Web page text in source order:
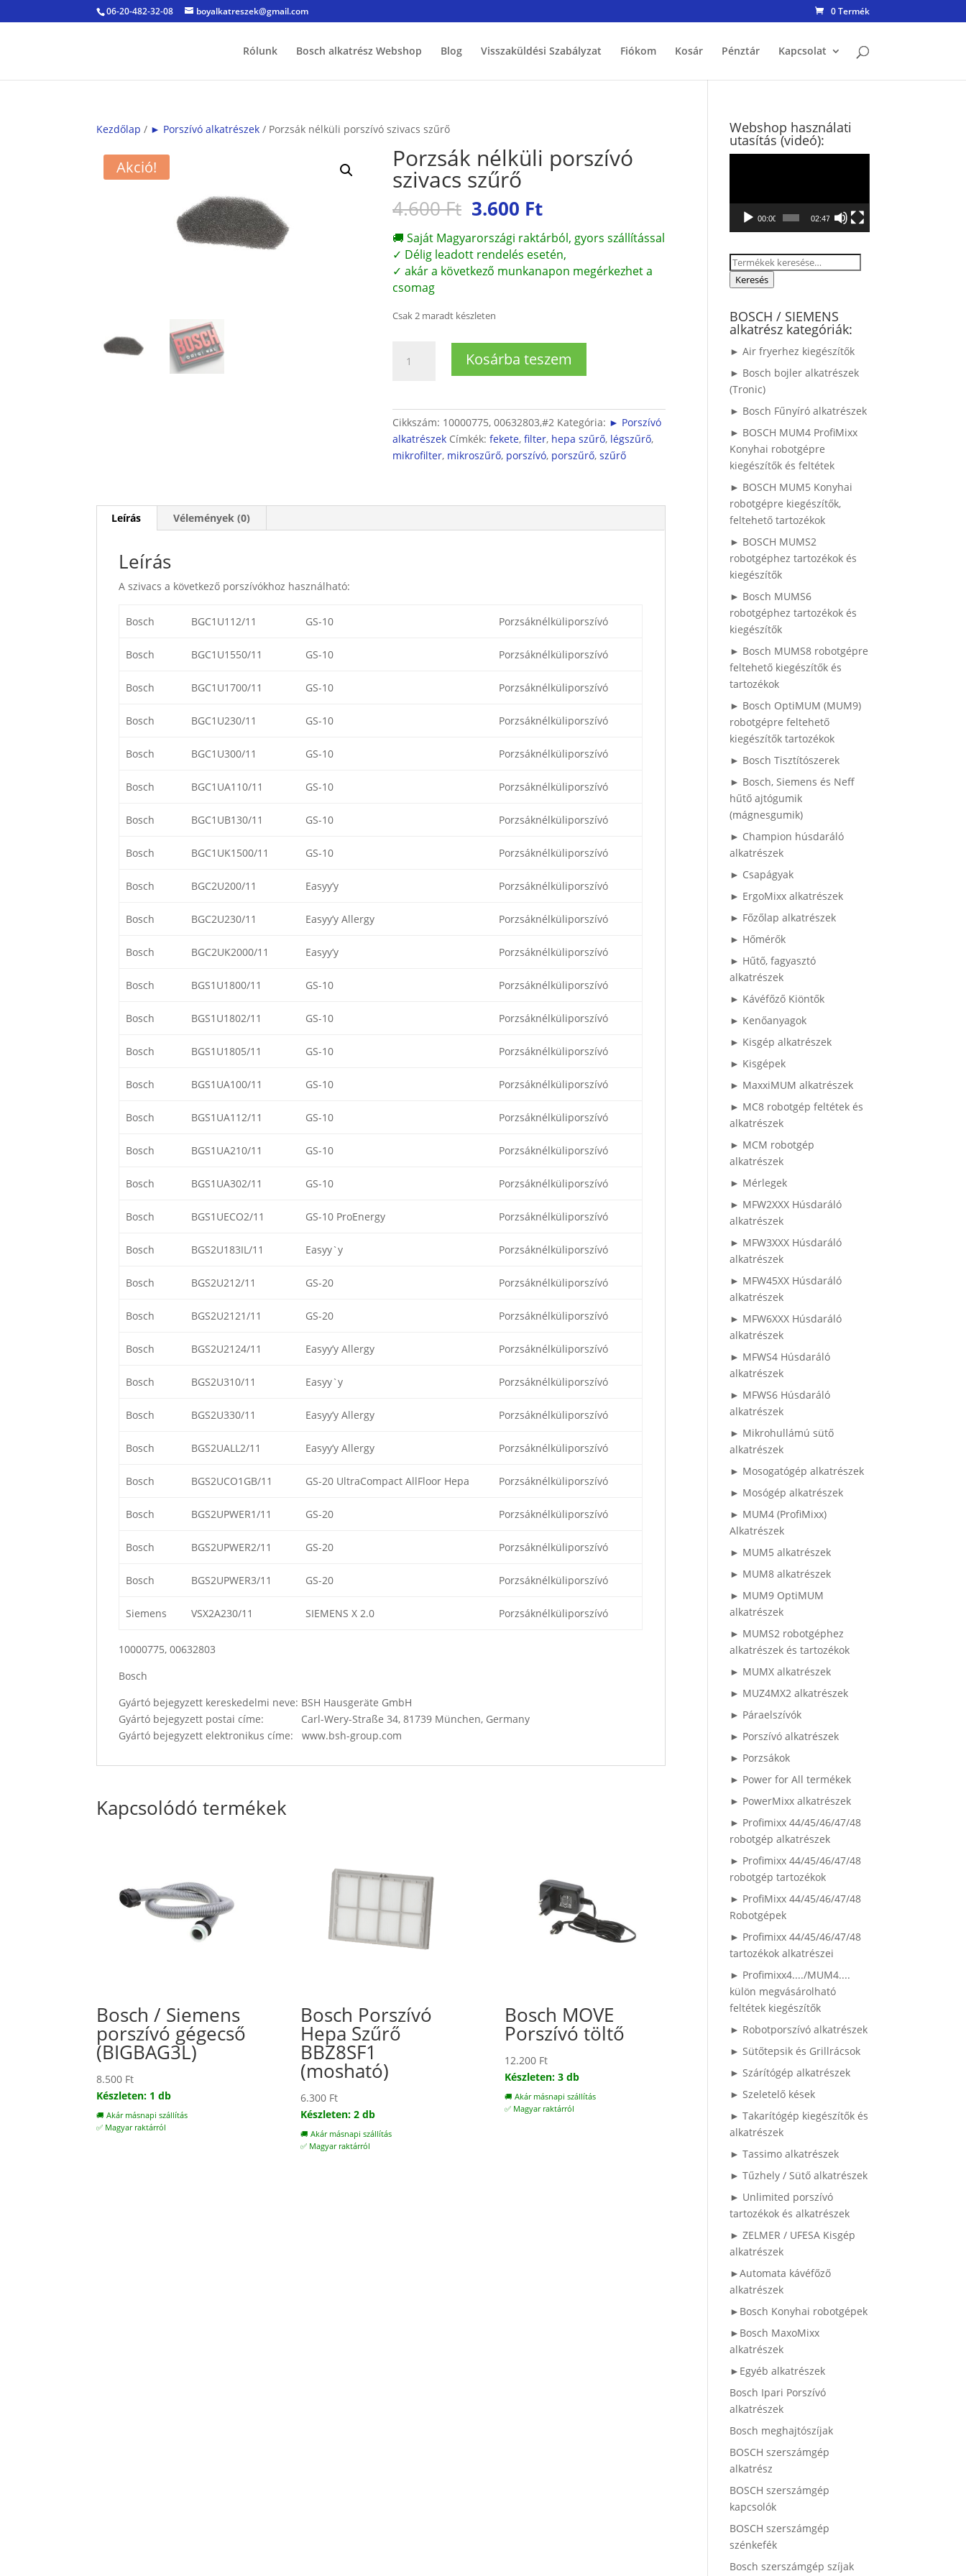
06-20-482-32-08 boyalkatreszek@gmail.com 0 Termék
Rólunk Bosch alkatrész Webshop Blog Visszaküldési Szabályzat Fiókom Kosár Pénztár Kapcsolat
Kezdőlap / ► Porszívó alkatrészek / Porzsák nélküli porszívó szivacs szűrő
Akció! Porzsák nélküli porszívó
szivacs szűrő
4.600Ft Original
price
was:
4.600 Ft.
3.600 FtCurrent
price
is:
3.600 Ft.
🚚 Saját Magyarországi raktárból, gyors szállítással
✓ Délig leadott rendelés esetén,
✓ akár a következő munkanapon megérkezhet a
csomag
Csak 2 maradt készleten
nélküli
szűrő
mennyiség
Kosárba teszem
Cikkszám: 10000775, 00632803,#2 Kategória: ► Porszívó
alkatrészek Címkék:fekete,filter, hepa szűrő, légszűrő,
mikrofilter, mikroszűrő, porszívó, porszűrő,szűrő
Leírás Vélemények (0)
Leírás
A szivacs a következő porszívókhoz használható:
Bosch BGC1U112/11 GS-10 Porzsáknélküliporszívó
Bosch BGC1U1550/11 GS-10 Porzsáknélküliporszívó
Bosch BGC1U1700/11 GS-10 Porzsáknélküliporszívó
Bosch BGC1U230/11 GS-10 Porzsáknélküliporszívó
Bosch BGC1U300/11 GS-10 Porzsáknélküliporszívó
Bosch BGC1UA110/11 GS-10 Porzsáknélküliporszívó
Bosch BGC1UB130/11 GS-10 Porzsáknélküliporszívó
Bosch BGC1UK1500/11 GS-10 Porzsáknélküliporszívó
Bosch BGC2U200/11 Easyy’y Porzsáknélküliporszívó
Bosch BGC2U230/11 Easyy’y Allergy Porzsáknélküliporszívó
Bosch BGC2UK2000/11 Easyy’y Porzsáknélküliporszívó
Bosch BGS1U1800/11 GS-10 Porzsáknélküliporszívó
Bosch BGS1U1802/11 GS-10 Porzsáknélküliporszívó
Bosch BGS1U1805/11 GS-10 Porzsáknélküliporszívó
Bosch BGS1UA100/11 GS-10 Porzsáknélküliporszívó
Bosch BGS1UA112/11 GS-10 Porzsáknélküliporszívó
Bosch BGS1UA210/11 GS-10 Porzsáknélküliporszívó
Bosch BGS1UA302/11 GS-10 Porzsáknélküliporszívó
Bosch BGS1UECO2/11 GS-10 ProEnergy Porzsáknélküliporszívó
Bosch BGS2U183IL/11 Easyy`y Porzsáknélküliporszívó
Bosch BGS2U212/11 GS-20 Porzsáknélküliporszívó
Bosch BGS2U2121/11 GS-20 Porzsáknélküliporszívó
Bosch BGS2U2124/11 Easyy’y Allergy Porzsáknélküliporszívó
Bosch BGS2U310/11 Easyy`y Porzsáknélküliporszívó
Bosch BGS2U330/11 Easyy’y Allergy Porzsáknélküliporszívó
Bosch BGS2UALL2/11 Easyy’y Allergy Porzsáknélküliporszívó
Bosch BGS2UCO1GB/11 GS-20 UltraCompact AllFloor Hepa Porzsáknélküliporszívó
Bosch BGS2UPWER1/11 GS-20 Porzsáknélküliporszívó
Bosch BGS2UPWER2/11 GS-20 Porzsáknélküliporszívó
Bosch BGS2UPWER3/11 GS-20 Porzsáknélküliporszívó
Siemens VSX2A230/11 SIEMENS X 2.0 Porzsáknélküliporszívó
10000775, 00632803
Bosch
Gyártó bejegyzett kereskedelmi neve: BSH Hausgeräte GmbH
Gyártó bejegyzett postai címe: Carl-Wery-Straße 34, 81739 München, Germany
Gyártó bejegyzett elektronikus címe: www.bsh-group.com
Kapcsolódó termékek
Bosch / Siemens
porszívó gégecső
(BIGBAG3L)
8.500 Ft
Készleten: 1 db
🚚 Akár másnapi szállítás
✅ Magyar raktárról
Bosch Porszívó
Hepa Szűrő
BBZ8SF1
(mosható)
6.300 Ft
Készleten: 2 db
🚚 Akár másnapi szállítás
✅ Magyar raktárról
Bosch MOVE
Porszívó töltő
12.200 Ft
Készleten: 3 db
🚚 Akár másnapi szállítás
✅ Magyar raktárról
Webshop használati
utasítás (videó):
00:00 02:47
Keresés
Keresés
BOSCH / SIEMENS
alkatrész kategóriák:
► Air fryerhez kiegészítők
► Bosch bojler alkatrészek
(Tronic)
► Bosch Fűnyíró alkatrészek
► BOSCH MUM4 ProfiMixx
Konyhai robotgépre
kiegészítők és feltétek
► BOSCH MUM5 Konyhai
robotgépre kiegészítők,
feltehető tartozékok
► BOSCH MUMS2
robotgéphez tartozékok és
kiegészítők
► Bosch MUMS6
robotgéphez tartozékok és
kiegészítők
► Bosch MUMS8 robotgépre
feltehető kiegészítők és
tartozékok
► Bosch OptiMUM (MUM9)
robotgépre feltehető
kiegészítők tartozékok
► Bosch Tisztítószerek
► Bosch, Siemens és Neff
hűtő ajtógumik
(mágnesgumik)
► Champion húsdaráló
alkatrészek
► Csapágyak
► ErgoMixx alkatrészek
► Főzőlap alkatrészek
► Hőmérők
► Hűtő, fagyasztó
alkatrészek
► Kávéfőző Kiöntők
► Kenőanyagok
► Kisgép alkatrészek
► Kisgépek
► MaxxiMUM alkatrészek
► MC8 robotgép feltétek és
alkatrészek
► MCM robotgép
alkatrészek
► Mérlegek
► MFW2XXX Húsdaráló
alkatrészek
► MFW3XXX Húsdaráló
alkatrészek
► MFW45XX Húsdaráló
alkatrészek
► MFW6XXX Húsdaráló
alkatrészek
► MFWS4 Húsdaráló
alkatrészek
► MFWS6 Húsdaráló
alkatrészek
► Mikrohullámú sütő
alkatrészek
► Mosogatógép alkatrészek
► Mosógép alkatrészek
► MUM4 (ProfiMixx)
Alkatrészek
► MUM5 alkatrészek
► MUM8 alkatrészek
► MUM9 OptiMUM
alkatrészek
► MUMS2 robotgéphez
alkatrészek és tartozékok
► MUMX alkatrészek
► MUZ4MX2 alkatrészek
► Páraelszívók
► Porszívó alkatrészek
► Porzsákok
► Power for All termékek
► PowerMixx alkatrészek
► Profimixx 44/45/46/47/48
robotgép alkatrészek
► Profimixx 44/45/46/47/48
robotgép tartozékok
► ProfiMixx 44/45/46/47/48
Robotgépek
► Profimixx 44/45/46/47/48
tartozékok alkatrészei
► Profimixx4..../MUM4....
külön megvásárolható
feltétek kiegészítők
► Robotporszívó alkatrészek
► Sütőtepsik és Grillrácsok
► Szárítógép alkatrészek
► Szeletelő kések
► Takarítógép kiegészítők és
alkatrészek
► Tassimo alkatrészek
► Tűzhely / Sütő alkatrészek
► Unlimited porszívó
tartozékok és alkatrészek
► ZELMER / UFESA Kisgép
alkatrészek
►Automata kávéfőző
alkatrészek
►Bosch Konyhai robotgépek
►Bosch MaxoMixx
alkatrészek
►Egyéb alkatrészek
Bosch Ipari Porszívó
alkatrészek
Bosch meghajtószíjak
BOSCH szerszámgép
alkatrész
BOSCH szerszámgép
kapcsolók
BOSCH szerszámgép
szénkefék
Bosch szerszámgép szíjak